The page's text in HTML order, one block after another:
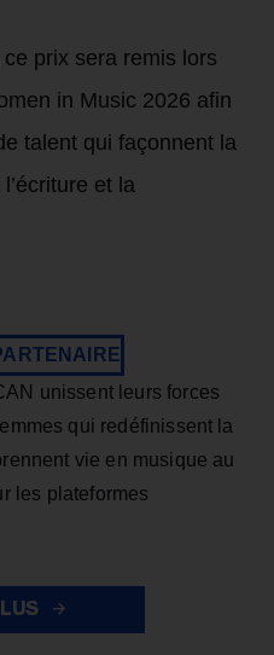
prix sera remis lors
in Music 2026 afin
talent qui façonnent la
et la
unissent leurs forces
qui redéfinissent la
vie en musique au
les plateformes